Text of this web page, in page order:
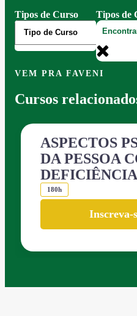
Tipos de Curso
Tipos de
VEM PRA FAVENI
Cursos
ASPECTOS
DA PESSOA
DEFICIÊNCIA
180h
Inscreva-